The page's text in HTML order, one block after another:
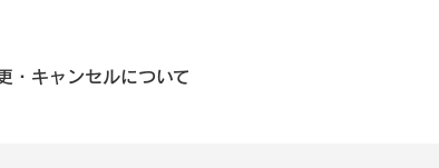
・キャンセルについて